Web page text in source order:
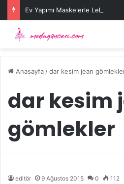
Ev Yapımı Maskelerle Leke
Anasayfa /dar kesim jean
dar kesim
gömlekler
editör 9 Ağustos 2015 0 112